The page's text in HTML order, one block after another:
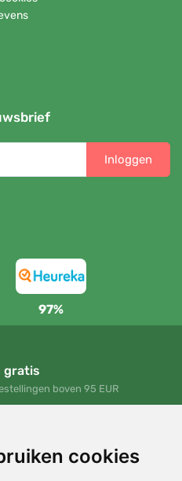
cookies
Inloggen
97%
gratis
boven 95 EUR
gewenst moment binnen 90